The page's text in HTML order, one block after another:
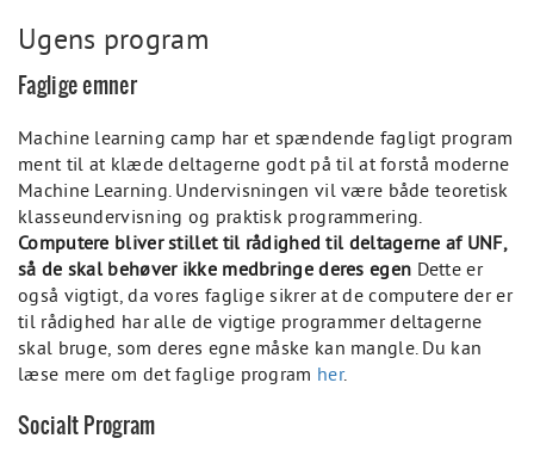
Ugens program
Faglige emner
Machine learning camp har et spændende fagligt program
ment til at klæde deltagerne godt på til at forstå moderne
Machine Learning. Undervisningen vil være både teoretisk
klasseundervisning og praktisk programmering.
Computere bliver stillet til rådighed til deltagerne af UNF,
så de skal behøver ikke medbringe deres egen Dette er
også vigtigt, da vores faglige sikrer at de computere der er
til rådighed har alle de vigtige programmer deltagerne
skal bruge, som deres egne måske kan mangle. Du kan
læse mere om det faglige program her.
Socialt Program